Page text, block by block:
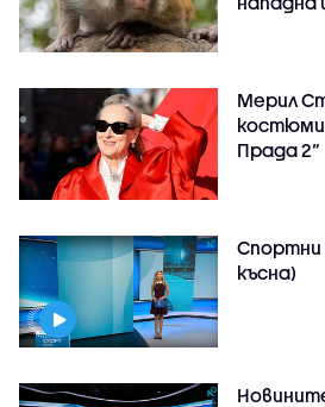
Мерил
костюми
Прада 2“
Спортни
късна)